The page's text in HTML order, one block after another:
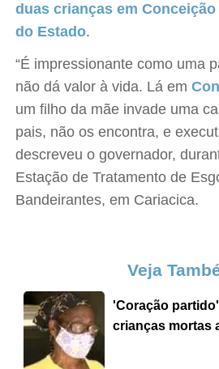
duas crianças em
do Estado.
“É impressionante como uma
não dá valor à vida. Lá em
um filho da mãe invade uma
pais, não os encontra, e
descreveu o governador,
Estação de Tratamento de
Bandeirantes, em Cariacica.
Veja
'Coração
crianças mortas